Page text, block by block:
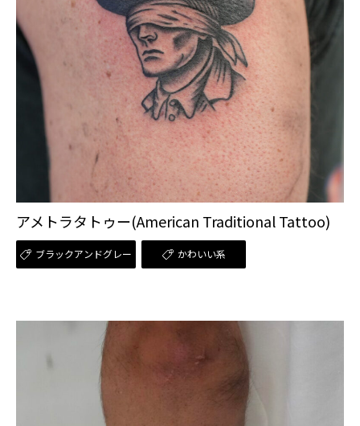
アメトラタトゥー(American Traditional Tattoo)
ブラックアンドグレー かわいい系